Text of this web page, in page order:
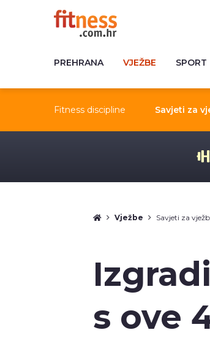
PREHRANA VJEŽBE SPORT
Fitness discipline Savjeti za
Vježbe Savjeti za
s ove